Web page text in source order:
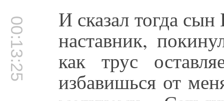
00:13:25 И сказал тогда
наставник,
как трус
избавишься от